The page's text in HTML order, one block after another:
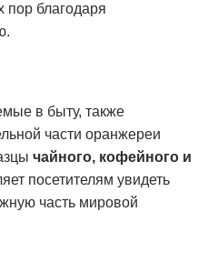
пор благодаря
в быту, также
части оранжереи
чайного, кофейного и
посетителям увидеть
часть мировой